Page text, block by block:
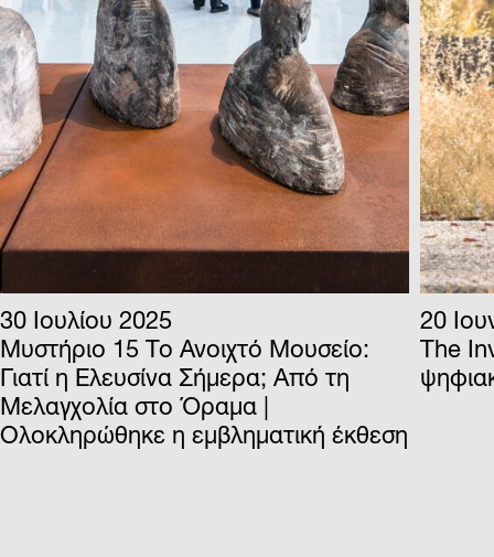
Μυστήριο 15 Το Ανοιχτό Μουσείο:
Γιατί η Ελευσίνα Σήμερα; Από τη
Μελαγχολία στο Όραμα |
Ολοκληρώθηκε η εμβληματική έκθεση
30 Ιουλίου 2025
The
20